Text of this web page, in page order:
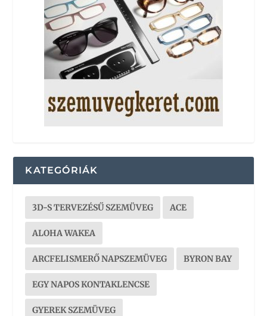
KATEGÓRIÁK
3D-S TERVEZÉSŰ SZEMÜVEG ACE
ALOHA WAKEA
ARCFELISMERŐ NAPSZEMÜVEG BYRON BAY
EGY NAPOS KONTAKLENCSE
GYEREK SZEMÜVEG